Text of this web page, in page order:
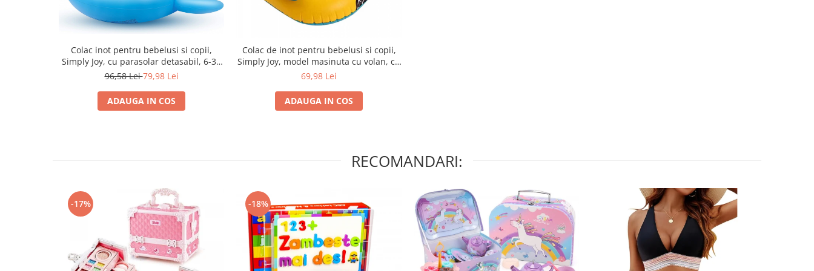
Colac inot pentru bebelusi si copii,
Simply Joy, cu parasolar detasabil, 6-36
luni
96,58 Lei79,98 Lei
ADAUGA IN COS
Colac de inot pentru bebelusi si copii,
Simply Joy, model masinuta cu volan, cu
claxon, pentru 1, 2, 3, 4, 5 ani
69,98 Lei
ADAUGA IN COS
RECOMANDARI:
-17% -18%